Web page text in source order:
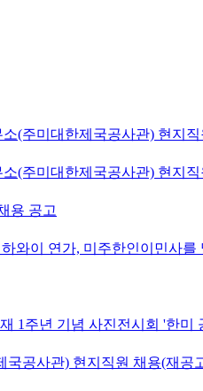
(주미대한제국공사관) 현지
(주미대한제국공사관) 현지
용 공고
와이 연가, 미주한인이민사를
1주년 기념 사진전시회 '한미
공사관) 현지직원 채용(재공